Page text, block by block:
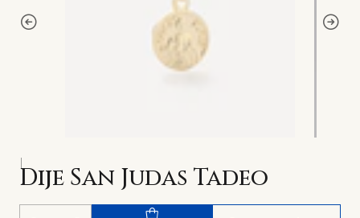
|
Dije San Judas Tadeo